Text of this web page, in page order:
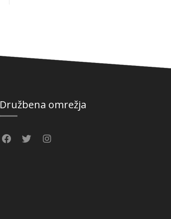
Družbena omrežja